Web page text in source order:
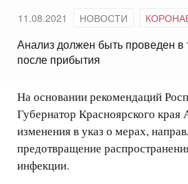
11.08.2021 НОВОСТИ
Анализ должен быть проведен в
после прибытия
На основании рекомендаций
Губернатор Красноярского края
изменения в указ о мерах,
предотвращение
инфекции.